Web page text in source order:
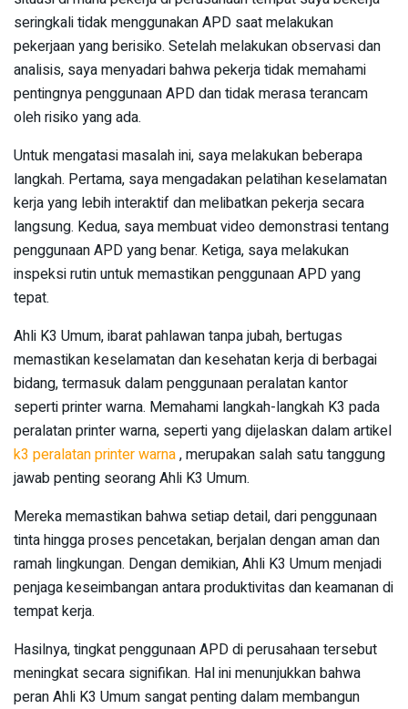
seringkali tidak menggunakan APD saat melakukan
pekerjaan yang berisiko. Setelah melakukan observasi dan
analisis, saya menyadari bahwa pekerja tidak memahami
pentingnya penggunaan APD dan tidak merasa terancam
oleh risiko yang ada.
Untuk mengatasi masalah ini, saya melakukan beberapa
langkah. Pertama, saya mengadakan pelatihan keselamatan
kerja yang lebih interaktif dan melibatkan pekerja secara
langsung. Kedua, saya membuat video demonstrasi tentang
penggunaan APD yang benar. Ketiga, saya melakukan
inspeksi rutin untuk memastikan penggunaan APD yang
tepat.
Ahli K3 Umum, ibarat pahlawan tanpa jubah, bertugas
memastikan keselamatan dan kesehatan kerja di berbagai
bidang, termasuk dalam penggunaan peralatan kantor
seperti printer warna. Memahami langkah-langkah K3 pada
peralatan printer warna, seperti yang dijelaskan dalam artikel
k3 peralatan printer warna, merupakan salah satu tanggung
jawab penting seorang Ahli K3 Umum.
Mereka memastikan bahwa setiap detail, dari penggunaan
tinta hingga proses pencetakan, berjalan dengan aman dan
ramah lingkungan. Dengan demikian, Ahli K3 Umum menjadi
penjaga keseimbangan antara produktivitas dan keamanan di
tempat kerja.
Hasilnya, tingkat penggunaan APD di perusahaan tersebut
meningkat secara signifikan. Hal ini menunjukkan bahwa
peran Ahli K3 Umum sangat penting dalam membangun